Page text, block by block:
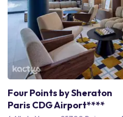
Four Points by Sheraton
Paris CDG Airport****